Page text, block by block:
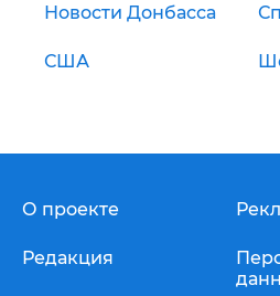
Новости Донбасса
США
О проекте
Редакция